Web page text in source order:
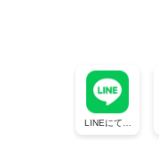
LINEにてお
気軽にお問合